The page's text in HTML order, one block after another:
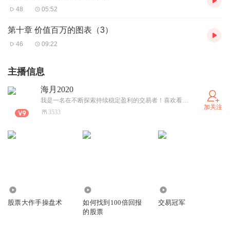
48 05:52
第十章 价值百万的图表（3）
46 09:22
主播信息
海月2020
我是一名在不断探索持续稳定盈利的交易者！喜欢看书、旅行、听音乐！
3533
加关注
股票大作手操盘术
如何找到100倍回报
的股票
交易冠军